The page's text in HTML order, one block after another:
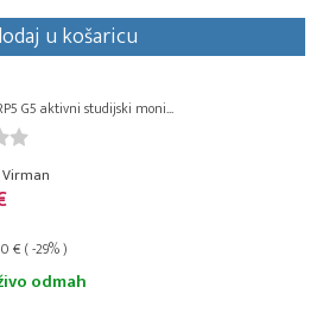
u košaricu
G5 aktivni studijski moni...
€ ( -29% )
odmah